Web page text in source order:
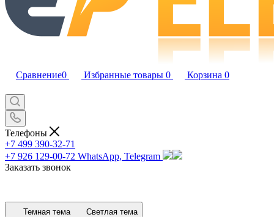
Сравнение0 Избранные товары 0 Корзина 0
Телефоны
+7 499 390-32-71
+7 926 129-00-72 WhatsApp, Telegram
Заказать звонок
Темная тема Светлая тема